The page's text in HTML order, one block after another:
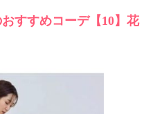
すすめコーデ【10】花